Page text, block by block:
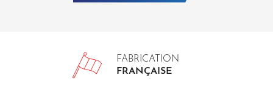
FABRICATION
FRANÇAISE